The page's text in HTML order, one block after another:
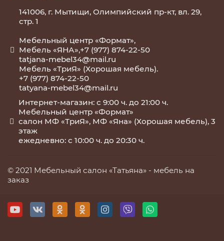
141006, г. Мытищи, Олимпийский пр-кт, вл. 29,
стр. 1
Мебельный центр «Формат»,
Мебель «ЯНА»,+7 (977) 874-22-50
tatjana-mebel34@mail.ru
Мебель «ТриЯ» (Хорошая мебель).
+7 (977) 874-22-50
tatyana-mebel34@mail.ru
Интернет-магазин: с 9:00 ч. до 21:00 ч.
Мебельный центр «Формат»
салон МФ «ТриЯ», МФ «Яна» (Хорошая мебель), 3
этаж
ежедневно: с 10:00 ч. до 20:30 ч.
© 2021 Мебельный салон «Татьяна» - мебель на
заказ